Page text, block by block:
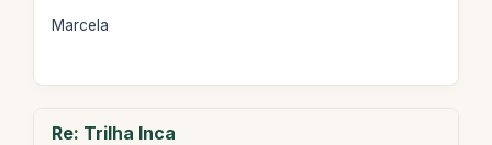
Marcela
Re: Trilha Inca